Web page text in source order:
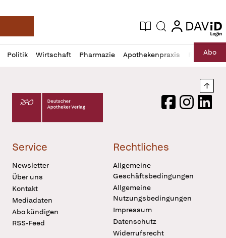
Deutsche Apotheker Zeitung
Aktuelle Ausgabe
Suche login
login
Politik Wirtschaft Pharmazie Apothekenpraxis RechtAbo
Profil
öffnen
Daz
Pur
Deutscher Apotheker Verlag Logo
FacebookInstagram
Service
Newsletter
Über uns
Kontakt
Mediadaten
Abo kündigen
RSS-Feed
Rechtliches
Allgemeine
Geschäftsbedingungen
Allgemeine
Nutzungsbedingungen
Impressum
Datenschutz
Widerrufsrecht